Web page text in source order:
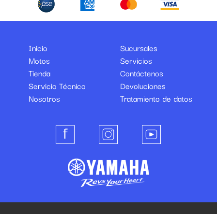
Inicio
Motos
Tienda
Servicio Técnico
Nosotros
Sucursales
Servicios
Contáctenos
Devoluciones
Tratamiento de datos